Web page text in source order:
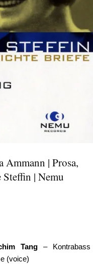
Ammann | Prosa,
| Nemu
Tang – Kontrabass
(voice)